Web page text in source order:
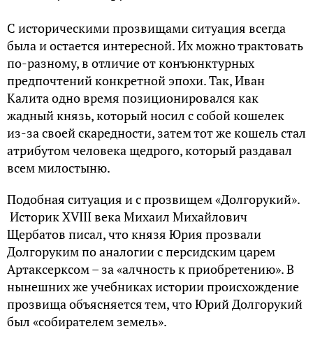
С историческими прозвищами ситуация всегда
была и остается интересной. Их можно трактовать
по-разному, в отличие от конъюнктурных
предпочтений конкретной эпохи. Так, Иван
Калита одно время позиционировался как
жадный князь, который носил с собой кошелек
из-за своей скаредности, затем тот же кошель стал
атрибутом человека щедрого, который раздавал
всем милостыню.
Подобная ситуация и с прозвищем «Долгорукий».
Историк XVIII века Михаил Михайлович
Щербатов писал, что князя Юрия прозвали
Долгоруким по аналогии с персидским царем
Артаксерксом – за «алчность к приобретению». В
нынешних же учебниках истории происхождение
прозвища объясняется тем, что Юрий Долгорукий
был «собирателем земель».